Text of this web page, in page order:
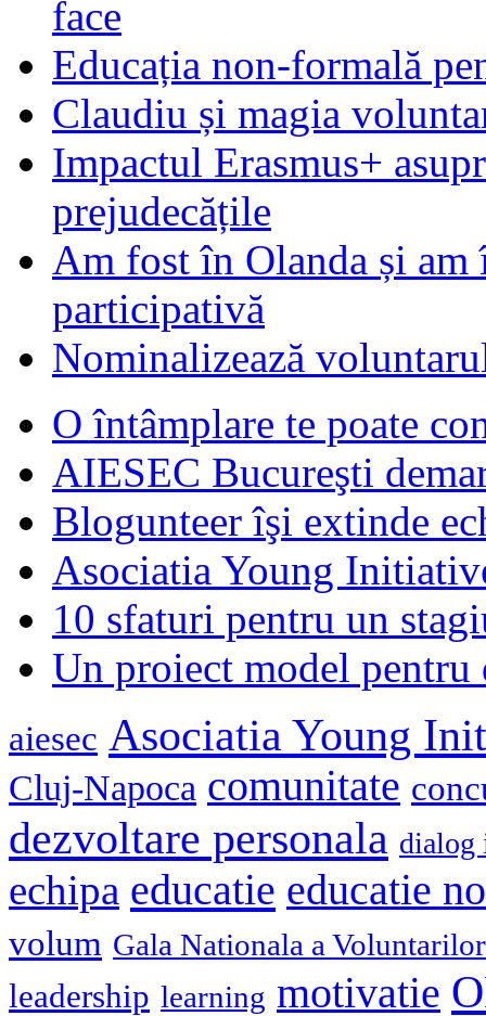
face
Educația non-formală
Claudiu și magia
Impactul Erasmus+
prejudecățile
Am fost în Olanda și am
participativă
Nominalizează
O întâmplare te poate
AIESEC Bucureşti
Blogunteer îşi extinde
Asociatia Young
10 sfaturi pentru un
Un proiect model
aiesec Asociatia Young
Cluj-Napoca comunitate
dezvoltare personala dialog
echipa educatie educatie
volum Gala Nationala a Voluntarilor
leadership learning motivatie